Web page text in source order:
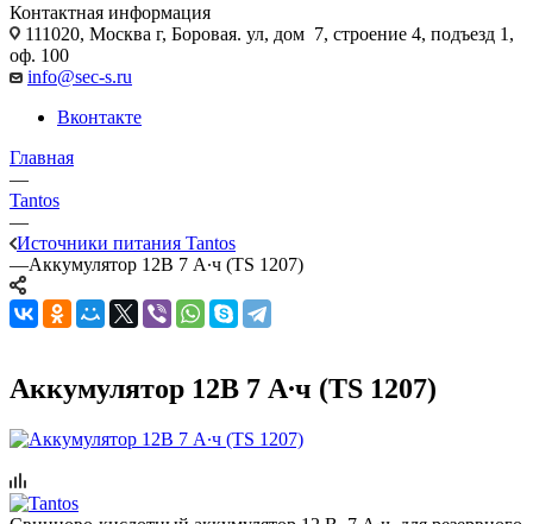
Контактная информация
111020, Москва г, Боровая. ул, дом 7, строение 4, подъезд 1,
оф. 100
info@sec-s.ru
Вконтакте
Главная
—
Tantos
—
Источники питания Tantos
—Аккумулятор 12В 7 А∙ч (TS 1207)
Аккумулятор 12В 7 А∙ч (TS 1207)